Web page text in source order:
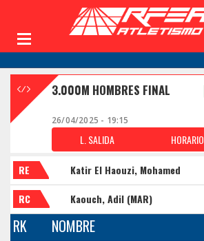
3.000M HOMBRES FINAL
26/04/2025 - 19:15
L. SALIDA HORARIO
RE Katir El Haouzi, Mohamed
RC Kaouch, Adil (MAR)
RK NOMBRE